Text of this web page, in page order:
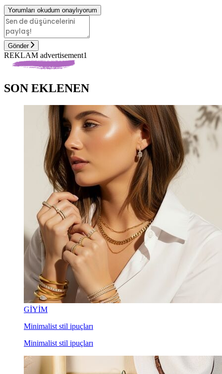
Yorumları okudum onaylıyorum
Gönder
REKLAM advertisement1
SON EKLENEN
GİYİM
Minimalist stil ipuçları
Minimalist stil ipuçları